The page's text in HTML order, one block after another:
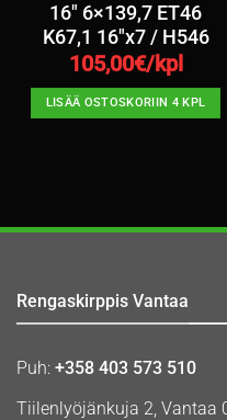
16″ 6×139,7 ET46
K67,1 16″x7 / H546
105,00€/kpl
LISÄÄ OSTOSKORIIN 4 KPL
Rengaskirppis Vantaa
Puh: +358 403 573 510
Tiilenlyöjänkuja 2, Vantaa